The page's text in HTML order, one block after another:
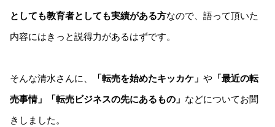
としても教育者としても実績がある方なので、語って頂いた
内容にはきっと説得力があるはずです。
そんな清水さんに、 「転売を始めたキッカケ」 や「最近の転
売事情」「転売ビジネスの先にあるもの」 などについてお聞
きしました。